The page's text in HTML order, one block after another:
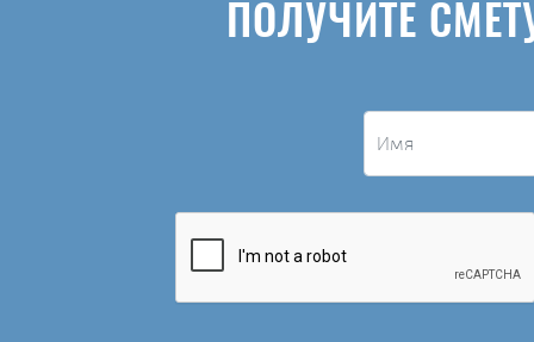
ПОЛУЧИТЕ